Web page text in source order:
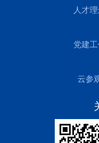
人才
党建
云参